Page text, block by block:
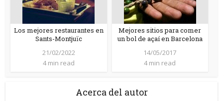
Los mejores restaurantes en
Sants-Montjuïc
21/02/2022
4 min read
Mejores sitios para comer
un bol de açaí en Barcelona
14/05/2017
4 min read
Acerca del autor